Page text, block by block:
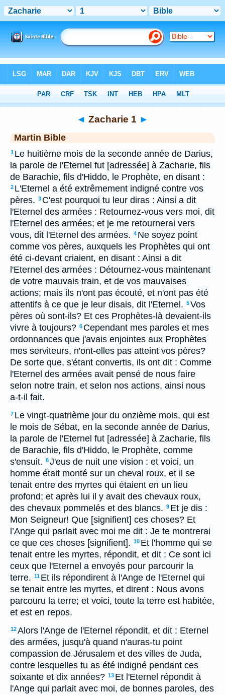
> Zacharie 1
◄ Zacharie 1 ►
Martin Bible
1 Le huitième mois de la seconde année de Darius,
la parole de l'Eternel fut [adressée] à Zacharie, fils
de Barachie, fils d'Hiddo, le Prophète, en disant :
2 L'Eternel a été extrêmement indigné contre vos
pères. 3 C'est pourquoi tu leur diras : Ainsi a dit
l'Eternel des armées : Retournez-vous vers moi, dit
l'Eternel des armées; et je me retournerai vers
vous, dit l'Eternel des armées. 4 Ne soyez point
comme vos pères, auxquels les Prophètes qui ont
été ci-devant criaient, en disant : Ainsi a dit
l'Eternel des armées : Détournez-vous maintenant
de votre mauvais train, et de vos mauvaises
actions; mais ils n'ont pas écouté, et n'ont pas été
attentifs à ce que je leur disais, dit l'Eternel. 5Vos
pères où sont-ils? Et ces Prophètes-là devaient-ils
vivre à toujours? 6 Cependant mes paroles et mes
ordonnances que j'avais enjointes aux Prophètes
mes serviteurs, n'ont-elles pas atteint vos pères?
De sorte que, s'étant convertis, ils ont dit : Comme
l'Eternel des armées avait pensé de nous faire
selon notre train, et selon nos actions, ainsi nous
a-t-il fait.
7 Le vingt-quatrième jour du onzième mois, qui est
le mois de Sébat, en la seconde année de Darius,
la parole de l'Eternel fut [adressée] à Zacharie, fils
de Barachie, fils d'Hiddo, le Prophète, comme
s'ensuit. 8J'eus de nuit une vision : et voici, un
homme était monté sur un cheval roux, et il se
tenait entre des myrtes qui étaient en un lieu
profond; et après lui il y avait des chevaux roux,
des chevaux pommelés et des blancs. 9 Et je dis :
Mon Seigneur! Que [signifient] ces choses? Et
l’Ange qui parlait avec moi me dit : Je te montrerai
ce que ces choses [signifient]. 10 Et l'homme qui se
tenait entre les myrtes, répondit, et dit : Ce sont ici
ceux que l'Eternel a envoyés pour parcourir la
terre. 11 Et ils répondirent à l'Ange de l'Eternel qui
se tenait entre les myrtes, et dirent : Nous avons
parcouru la terre; et voici, toute la terre est habitée,
et est en repos.
12Alors l'Ange de l'Eternel répondit, et dit : Eternel
des armées, jusqu'à quand n'auras-tu point
compassion de Jérusalem et des villes de Juda,
contre lesquelles tu as été indigné pendant ces
soixante et dix années? 13 Et l'Eternel répondit à
l'Ange qui parlait avec moi, de bonnes paroles, des